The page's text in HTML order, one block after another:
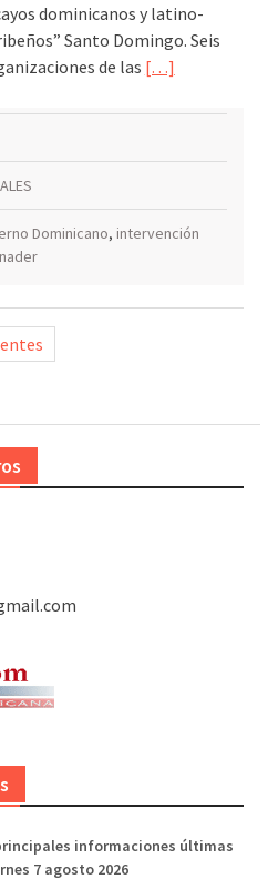
dominicanos y latino-
Santo Domingo. Seis
de las […]
Dominicano, intervención
informaciones últimas
7 agosto 2026